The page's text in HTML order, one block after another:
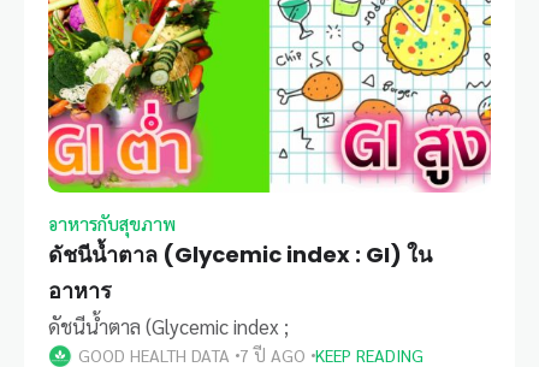
อาหารกับสุขภาพ
ดัชนีน้ำตาล (Glycemic index : GI) ใน
อาหาร
ดัชนีน้ำตาล (Glycemic index ;
GOOD HEALTH DATA 7 ปี AGO KEEP READING